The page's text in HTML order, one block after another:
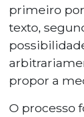
primeiro
texto,
propor a
O processo